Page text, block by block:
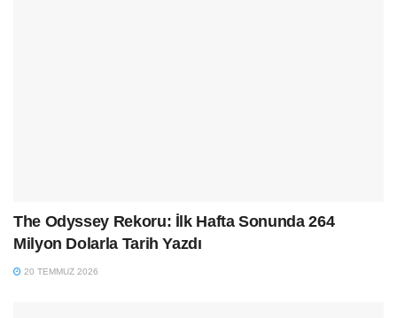
The Odyssey Rekoru: İlk Hafta Sonunda 264
Milyon Dolarla Tarih Yazdı
20 TEMMUZ 2026